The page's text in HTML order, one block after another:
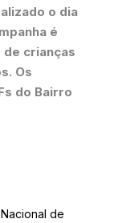
o dia
é
de crianças
Os
do Bairro